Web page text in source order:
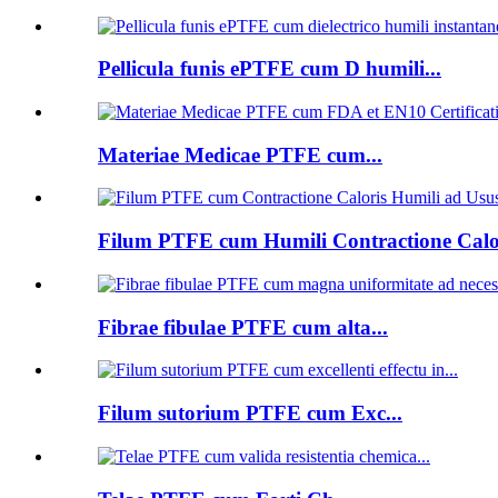
Pellicula funis ePTFE cum D humili...
Materiae Medicae PTFE cum...
Filum PTFE cum Humili Contractione
Fibrae fibulae PTFE cum alta...
Filum sutorium PTFE cum Exc...